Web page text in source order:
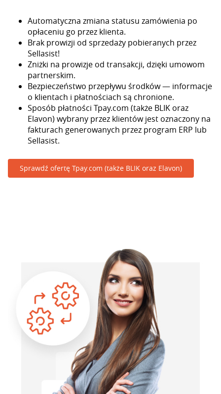
Automatyczna zmiana statusu zamówienia po
opłaceniu go przez klienta.
Brak prowizji od sprzedaży pobieranych przez
Sellasist!
Zniżki na prowizje od transakcji, dzięki umowom
partnerskim.
Bezpieczeństwo przepływu środków — informacje
o klientach i płatnościach są chronione.
Sposób płatności Tpay.com (także BLIK oraz
Elavon) wybrany przez klientów jest oznaczony na
fakturach generowanych przez program ERP lub
Sellasist.
Sprawdź ofertę Tpay.com (także BLIK oraz Elavon)